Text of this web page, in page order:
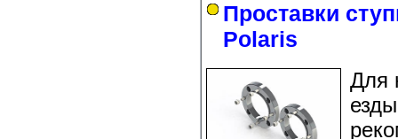
Проставки
Polaris
Для